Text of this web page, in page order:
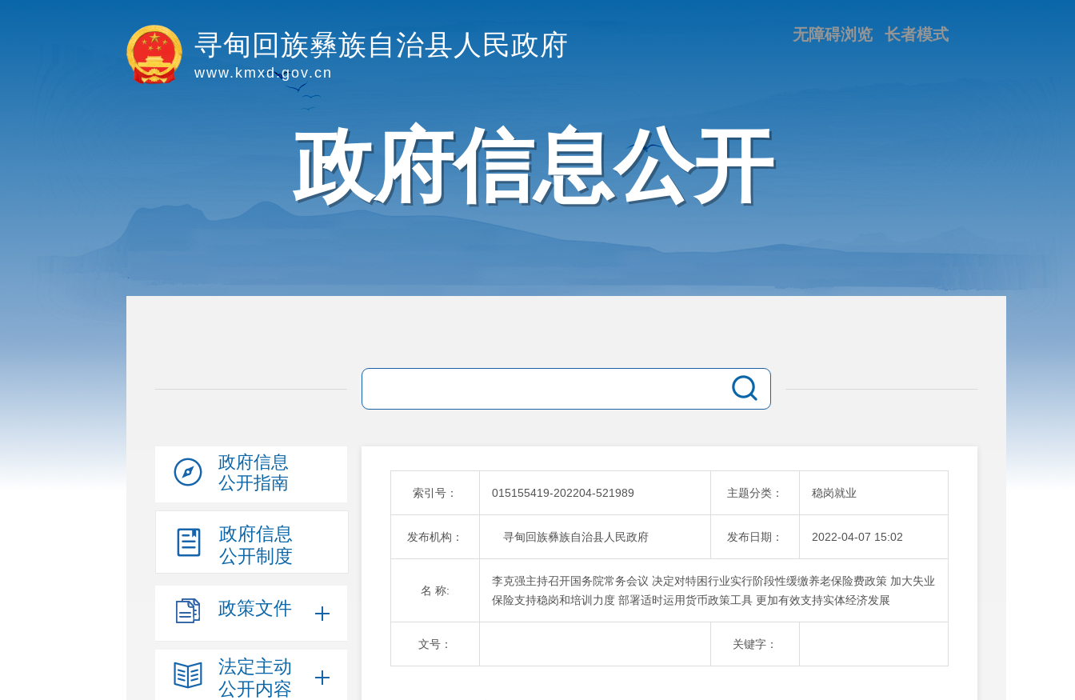
长者模式
无障碍浏览
寻甸回族彝族自治县人民政府
www.kmxd.gov.cn
政府信息公开
政府信息
公开指南
政府信息
公开制度
政策文件
法定主动
公开内容
索引号： 015155419-202204-521989 主题分类： 稳岗就业
发布机构： 寻甸回族彝族自治县人民政府 发布日期： 2022-04-07 15:02
名 称:
李克强主持召开国务院常务会议 决定对特困行业实行阶段性缓缴养老保险费政策 加大失业
保险支持稳岗和培训力度 部署适时运用货币政策工具 更加有效支持实体经济发展
文号： 关键字：